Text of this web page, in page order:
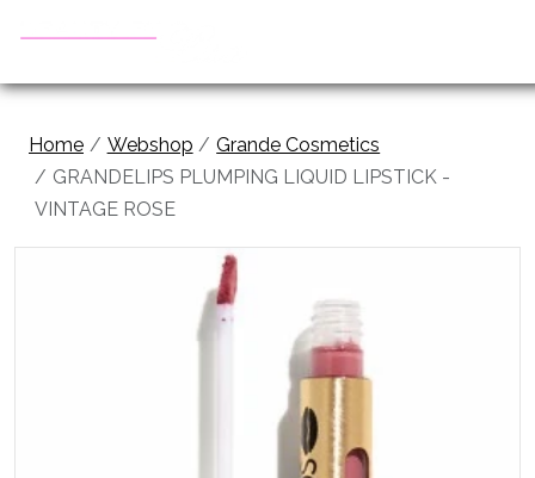
Home Webshop
Grande Cosmetics
GRANDELIPS PLUMPING LIQUID LIPSTICK -
VINTAGE ROSE